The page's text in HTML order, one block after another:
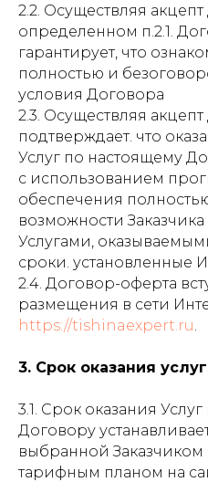
2.2. Осуществляя
определенном п.2.1.
гарантирует, что
полностью и
условия Договора
2.3. Осуществляя
подтверждает. что
Услуг по настоящему
с использованием
обеспечения полностью
возможности Заказчика
Услугами,
сроки. установленные
2.4. Договор-оферта
размещения в сети
https://tishinaexpert.ru.
3. Срок оказания услуг
3.1. Срок оказания
Договору
выбранной
тарифным планом на